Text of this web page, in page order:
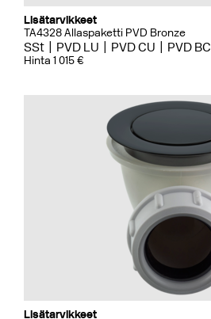
Lisätarvikkeet
TA4328 Allaspaketti PVD Bronze
SSt PVD LU PVD CU PVD BC
Hinta 1 015 €
Lisätarvikkeet